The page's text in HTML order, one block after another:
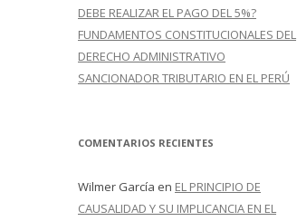
DEBE REALIZAR EL PAGO DEL 5%?
FUNDAMENTOS CONSTITUCIONALES DEL
DERECHO ADMINISTRATIVO
SANCIONADOR TRIBUTARIO EN EL PERÚ
COMENTARIOS RECIENTES
Wilmer García en EL PRINCIPIO DE
CAUSALIDAD Y SU IMPLICANCIA EN EL